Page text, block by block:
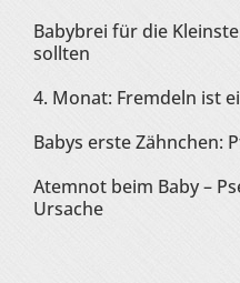
Babybrei für die
sollten
4. Monat: Fremdeln ist
Babys erste Zähnchen:
Atemnot beim Baby –
Ursache